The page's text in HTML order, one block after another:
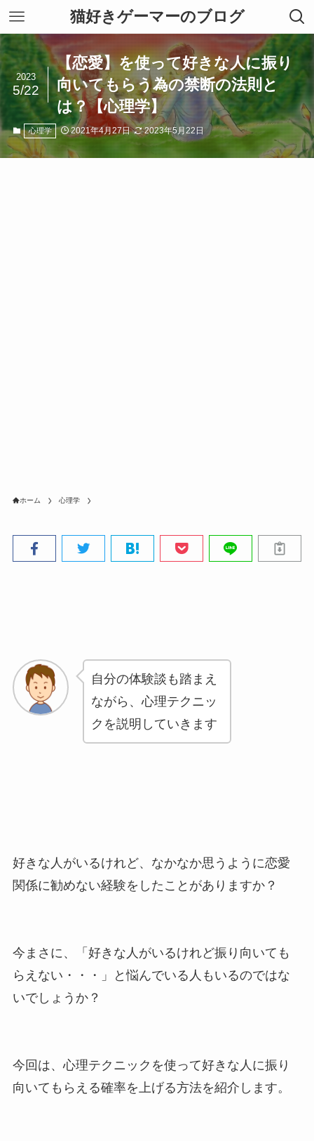
猫好きゲーマーのブログ
【恋愛】を使って好きな人に振り
向いてもらう為の禁断の法則と
は？【心理学】
2023
5/22
心理学 2021年4月27日 2023年5月22日
ホーム 心理学
自分の体験談も踏まえ
ながら、心理テクニッ
クを説明していきます
好きな人がいるけれど、なかなか思うように恋愛
関係に勧めない経験をしたことがありますか？
今まさに、「好きな人がいるけれど振り向いても
らえない・・・」と悩んでいる人もいるのではな
いでしょうか？
今回は、心理テクニックを使って好きな人に振り
向いてもらえる確率を上げる方法を紹介します。